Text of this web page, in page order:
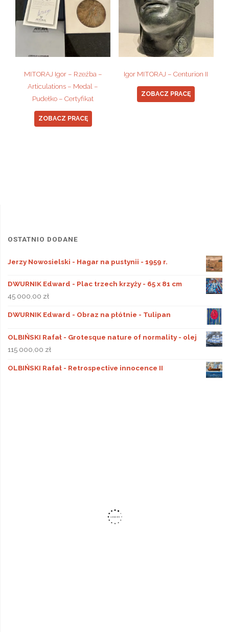
MITORAJ Igor – Rzeźba –
Articulations – Medal –
Pudełko – Certyfikat
ZOBACZ PRACĘ
Igor MITORAJ – Centurion II
ZOBACZ PRACĘ
OSTATNIO DODANE
Jerzy Nowosielski - Hagar na pustynii - 1959 r.
DWURNIK Edward - Plac trzech krzyży - 65 x 81 cm
45 000,00 zł
DWURNIK Edward - Obraz na płótnie - Tulipan
OLBIŃSKI Rafał - Grotesque nature of normality - olej
115 000,00 zł
OLBIŃSKI Rafał - Retrospective innocence II